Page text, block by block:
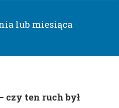
lub miesiąca
czy ten ruch był